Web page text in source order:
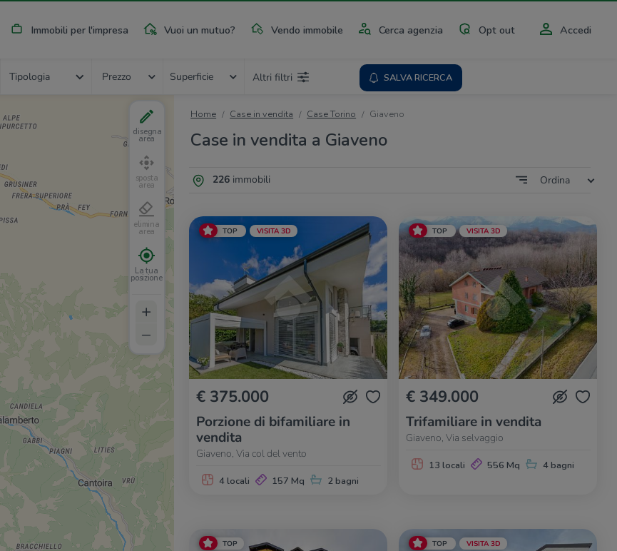
Immobili per l'impresa Vuoi un mutuo? Vendo immobile Cerca agenzia Opt out Accedi
Tipologia Prezzo Superficie Altri filtri SALVA RICERCA
Home Case in vendita Case Torino Giaveno
Case in vendita a Giaveno
226immobili Ordina
TOP VISITA 3D
€ 375.000
Porzione di bifamiliare in
vendita
Giaveno, Via col del vento
4 locali 157 Mq 2 bagni
TOP VISITA 3D
€ 349.000
Trifamiliare in vendita
Giaveno, Via selvaggio
13 locali 556 Mq 4 bagni
TOP TOP VISITA 3D
disegna
area
sposta
area
elimina
area
La tua
posizione
+
–